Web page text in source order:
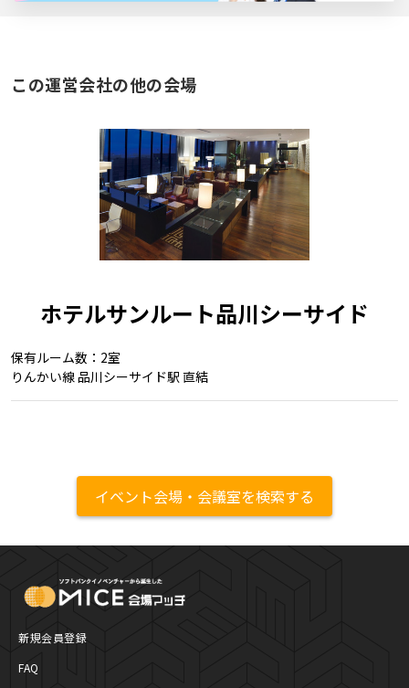
この運営会社の他の会場
ホテルサンルート品川シーサイド
保有ルーム数：2室
りんかい線 品川シーサイド駅 直結
イベント会場・会議室を検索する
新規会員登録
FAQ